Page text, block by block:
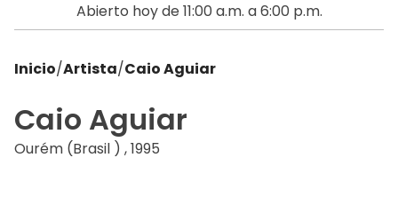
Abierto hoy de 11:00 a.m. a 6:00 p.m.
Inicio/Artista/Caio Aguiar
Caio Aguiar
Ourém (Brasil ) , 1995